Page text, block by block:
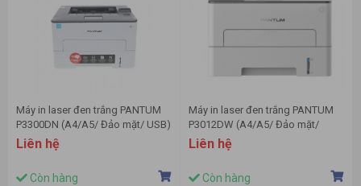
Máy in laser đen trắng PANTUM
P3300DN (A4/A5/ Đảo mặt/ USB)
Liên hệ
Còn hàng
Máy in laser đen trắng PANTUM
P3012DW (A4/A5/ Đảo mặt/
USB/ LAN/ WIFI)
Liên hệ
Còn hàng